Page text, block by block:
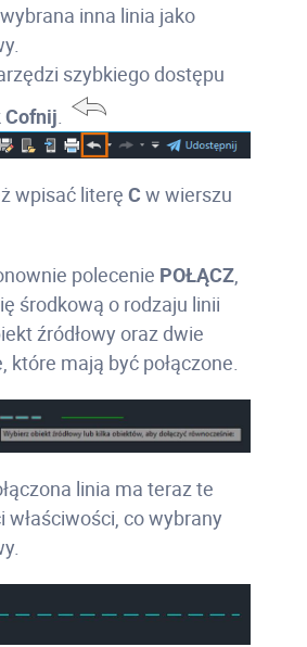
inna linia jako
szybkiego dostępu
Cofnij
wpisać literę C w wierszu
polecenie POŁĄCZ,
środkową o rodzaju linii
źródłowy oraz dwie
które mają być połączone.
linia ma teraz te
właściwości, co wybrany